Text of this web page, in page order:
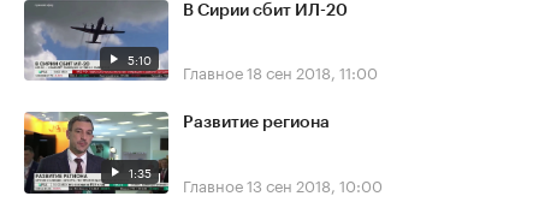
5:10
В Сирии сбит ИЛ-20
Главное18 сен 2018, 11:00
1:35
Развитие региона
Главное13 сен 2018, 10:00